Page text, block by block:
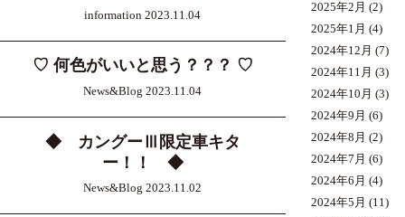
information 2023.11.04
♡ 何色がいいと思う？？？ ♡
News&Blog 2023.11.04
◆ カングーⅢ限定車キタ
ー！！ ◆
News&Blog 2023.11.02
2025年2月 (2)
2025年1月 (4)
2024年12月 (7)
2024年11月 (3)
2024年10月 (3)
2024年9月 (6)
2024年8月 (2)
2024年7月 (6)
2024年6月 (4)
2024年5月 (11)